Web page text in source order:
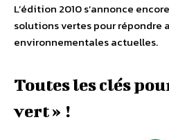
L’édition 2010 s’annonce
solutions vertes pour répondre
environnementales actuelles.
Toutes les clés
vert » !